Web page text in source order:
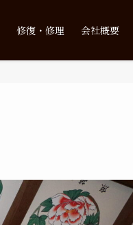
修復・修理 会社概要